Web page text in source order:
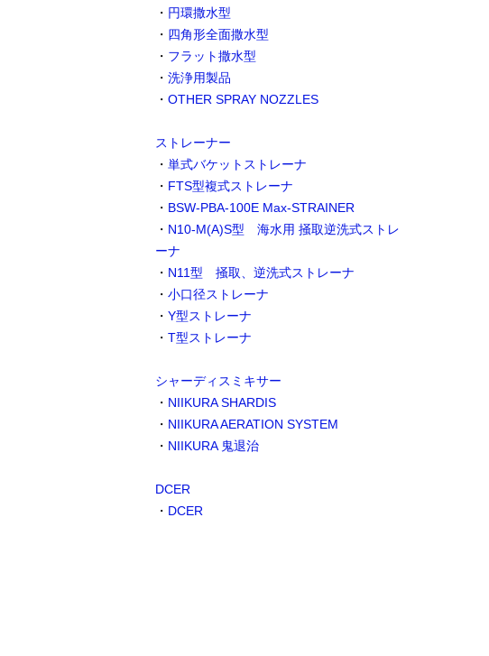
・ 円環撒水型
・ 四角形全面撒水型
・ フラット撒水型
・ 洗浄用製品
・ OTHER SPRAY NOZZLES
ストレーナー
・ 単式バケットストレーナ
・ FTS型複式ストレーナ
・ BSW-PBA-100E Max-STRAINER
・ N10-M(A)S型 海水用 掻取逆洗式ストレ
ーナ
・ N11型 掻取、逆洗式ストレーナ
・ 小口径ストレーナ
・ Y型ストレーナ
・ T型ストレーナ
シャーディスミキサー
・ NIIKURA SHARDIS
・ NIIKURA AERATION SYSTEM
・ NIIKURA 鬼退治
DCER
・ DCER